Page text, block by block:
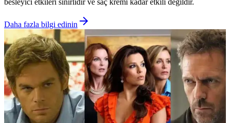
Daha fazla bilgi edinin